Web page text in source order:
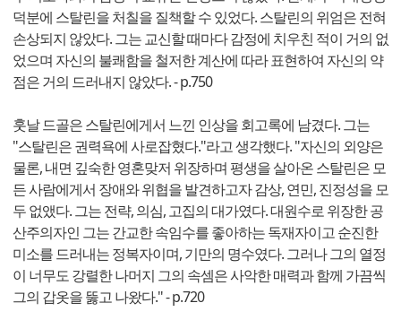
덕분에 스탈린을 처칠을 질책할 수 있었다. 스탈린의 위엄은 전혀
손상되지 않았다. 그는 교신할 때마다 감정에 치우친 적이 거의 없
었으며 자신의 불쾌함을 철저한 계산에 따라 표현하여 자신의 약
점은 거의 드러내지 않았다. - p.750
훗날 드골은 스탈린에게서 느낀 인상을 회고록에 남겼다. 그는
"스탈린은 권력욕에 사로잡혔다."라고 생각했다. "자신의 외양은
물론, 내면 깊숙한 영혼맞저 위장하며 평생을 살아온 스탈린은 모
든 사람에게서 장애와 위협을 발견하고자 감상, 연민, 진정성을 모
두 없앴다. 그는 전략, 의심, 고집의 대가였다. 대원수로 위장한 공
산주의자인 그는 간교한 속임수를 좋아하는 독재자이고 순진한
미소를 드러내는 정복자이며, 기만의 명수였다. 그러나 그의 열정
이 너무도 강렬한 나머지 그의 속셈은 사악한 매력과 함께 가끔씩
그의 갑옷을 뚫고 나왔다." - p.720